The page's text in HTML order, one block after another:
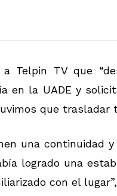
a Telpin TV que
en la UADE y
que trasladar
una continuidad
logrado una
con el